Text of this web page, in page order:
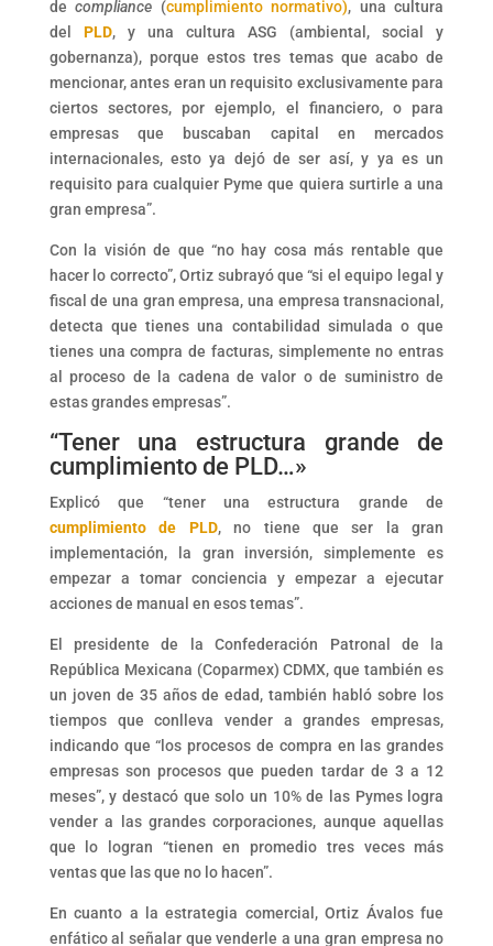
decompliance (cumplimiento normativo), una cultura
del PLD, y una cultura ASG (ambiental, social y
gobernanza), porque estos tres temas que acabo de
mencionar, antes eran un requisito exclusivamente para
ciertos sectores, por ejemplo, el financiero, o para
empresas que buscaban capital en mercados
internacionales, esto ya dejó de ser así, y ya es un
requisito para cualquier Pyme que quiera surtirle a una
gran empresa”.
Con la visión de que “no hay cosa más rentable que
hacer lo correcto”, Ortiz subrayó que “si el equipo legal y
fiscal de una gran empresa, una empresa transnacional,
detecta que tienes una contabilidad simulada o que
tienes una compra de facturas, simplemente no entras
al proceso de la cadena de valor o de suministro de
estas grandes empresas”.
“Tener una estructura grande de
cumplimiento de PLD…»
Explicó que “tener una estructura grande de
cumplimiento de PLD, no tiene que ser la gran
implementación, la gran inversión, simplemente es
empezar a tomar conciencia y empezar a ejecutar
acciones de manual en esos temas”.
El presidente de la Confederación Patronal de la
República Mexicana (Coparmex) CDMX, que también es
un joven de 35 años de edad, también habló sobre los
tiempos que conlleva vender a grandes empresas,
indicando que “los procesos de compra en las grandes
empresas son procesos que pueden tardar de 3 a 12
meses”, y destacó que solo un 10% de las Pymes logra
vender a las grandes corporaciones, aunque aquellas
que lo logran “tienen en promedio tres veces más
ventas que las que no lo hacen”.
En cuanto a la estrategia comercial, Ortiz Ávalos fue
enfático al señalar que venderle a una gran empresa no